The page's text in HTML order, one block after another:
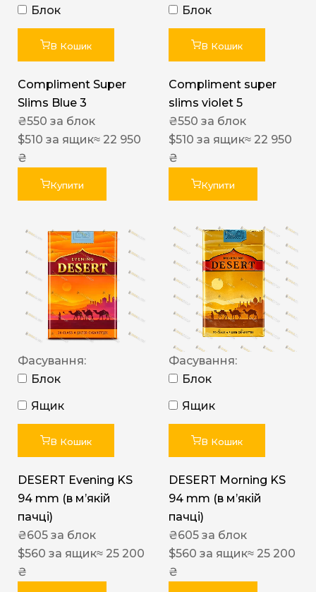
Блок
В Кошик
Compliment Super
Slims Blue 3
₴550 за блок
$510 за ящик≈ 22 950
₴
Купити
Блок
В Кошик
Compliment super
slims violet 5
₴550 за блок
$510 за ящик≈ 22 950
₴
Купити
Фасування:
Блок
Ящик
В Кошик
DESERT Evening KS
94 mm (в мʼякій
пачці)
₴605 за блок
$560 за ящик≈ 25 200
₴
Фасування:
Блок
Ящик
В Кошик
DESERT Morning KS
94 mm (в мʼякій
пачці)
₴605 за блок
$560 за ящик≈ 25 200
₴